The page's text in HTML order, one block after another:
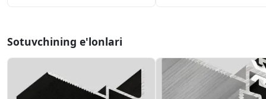
Sotuvchining e'lonlari